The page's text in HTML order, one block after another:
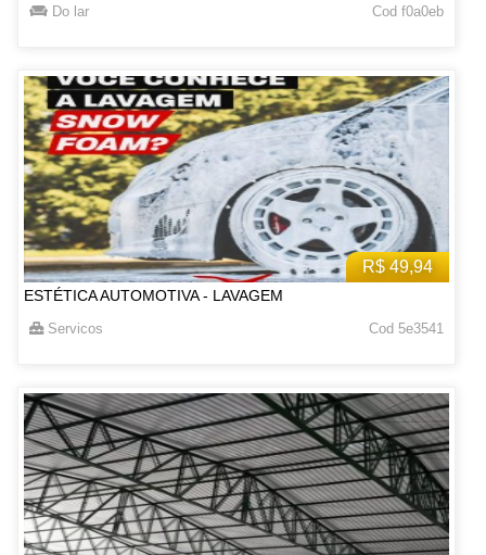
Do lar Cod f0a0eb
R$ 49,94
ESTÉTICA AUTOMOTIVA - LAVAGEM
Servicos Cod 5e3541